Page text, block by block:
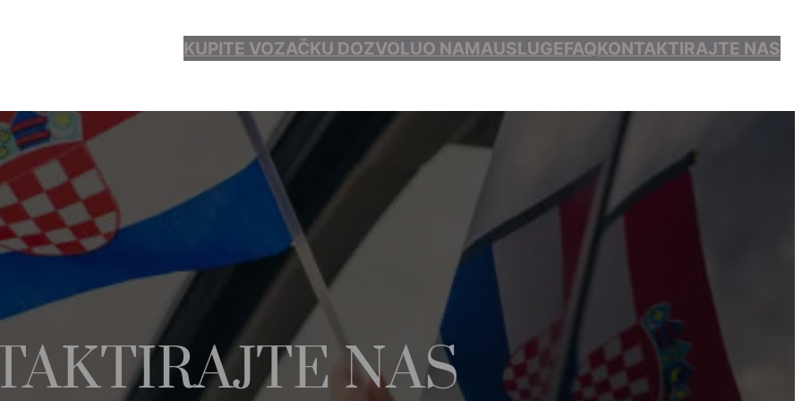
KUPITE VOZAČKU DOZVOLUO NAMAUSLUGEFAQKONTAKTIRAJTE NAS
NAS